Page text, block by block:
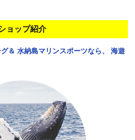
ョップ紹介
＆ 水納島マリンスポーツなら、
海遊